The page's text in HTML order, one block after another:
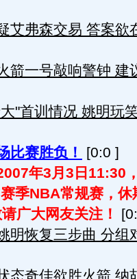
艾弗森交易 答案欲
箭一号敲响警钟 建
"首训情况 姚明玩
比赛胜负！
[0:0 ]
年3月3日11:30
季NBA常规赛，休
广大网友关注！
明恢复三步曲 分组
态奇佳欲胜火箭 纳